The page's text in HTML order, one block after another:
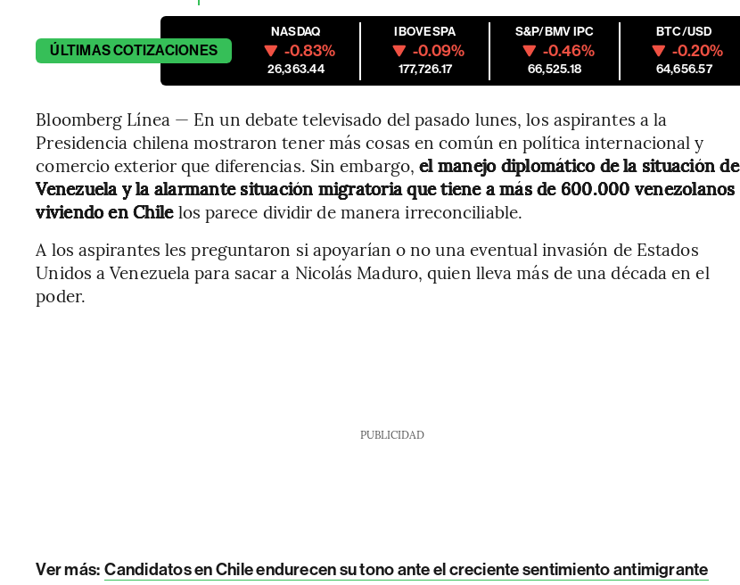
ÚLTIMASCOTIZACIONES
NASDAQ
-0.83%
26,363.44
IBOVESPA
-0.09%
177,726.17
S&P/BMV IPC
-0.46%
66,525.18
BTC/USD
-0.20%
64,656.57
Bloomberg Línea — En un debate televisado del pasado lunes, los aspirantes a la
Presidencia chilena mostraron tener más cosas en común en política internacional y
comercio exterior que diferencias. Sin embargo, el manejo diplomático de la situación de
Venezuela y la alarmante situación migratoria que tiene a más de 600.000 venezolanos
viviendo en Chilelos parece dividir de manera irreconciliable.
A los aspirantes les preguntaron si apoyarían o no una eventual invasión de Estados
Unidos a Venezuela para sacar a Nicolás Maduro, quien lleva más de una década en el
poder.
PUBLICIDAD
Ver más: Candidatos en Chile endurecen su tono ante el creciente sentimiento antimigrante